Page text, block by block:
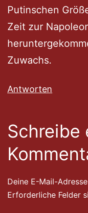
Putinschen
Zeit zur
Zuwachs.
Antworten
Schreibe
Deine E-Mail-
Erforderliche Felder